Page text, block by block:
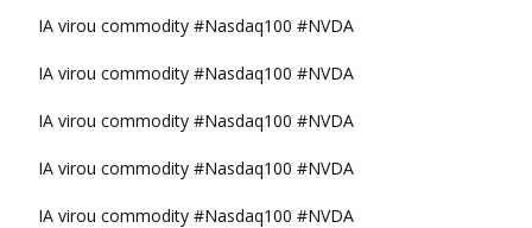
IA virou commodity #Nasdaq100 #NVDA
IA virou commodity #Nasdaq100 #NVDA
IA virou commodity #Nasdaq100 #NVDA
IA virou commodity #Nasdaq100 #NVDA
IA virou commodity #Nasdaq100 #NVDA